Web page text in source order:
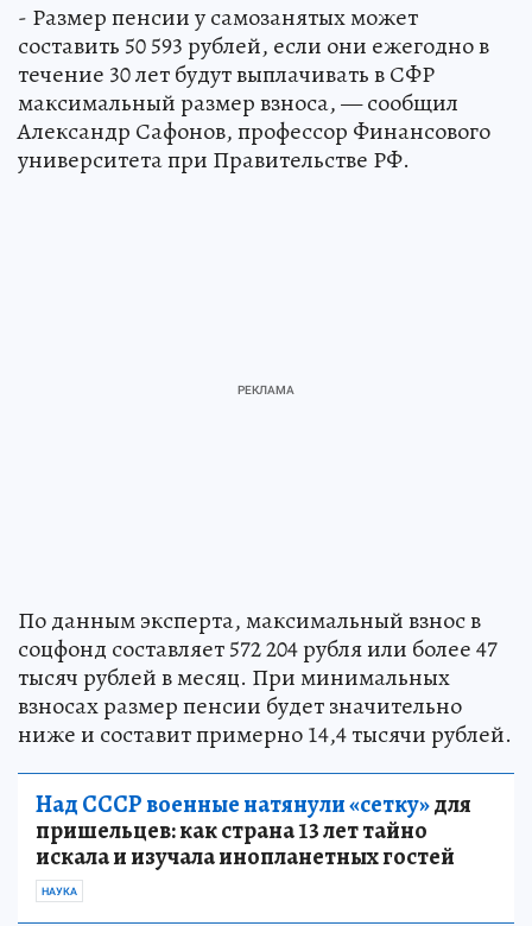
- Размер пенсии у самозанятых может
составить 50 593 рублей, если они ежегодно в
течение 30 лет будут выплачивать в СФР
максимальный размер взноса, — сообщил
Александр Сафонов, профессор Финансового
университета при Правительстве РФ.
По данным эксперта, максимальный взнос в
соцфонд составляет 572 204 рубля или более 47
тысяч рублей в месяц. При минимальных
взносах размер пенсии будет значительно
ниже и составит примерно 14,4 тысячи рублей.
Над СССР военные натянули «сетку»для
пришельцев: как страна 13 лет тайно
искала и изучала инопланетных гостей
НАУКА